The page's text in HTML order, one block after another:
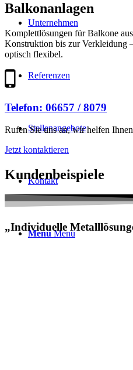
Unternehmen
Referenzen
Stellenangebote
Kontakt
Menü Menü
Balkonanlagen
Komplettlösungen für Balkone
Konstruktion bis zur Verkleidung
optisch flexibel.
Telefon: 06657 / 8079
Rufen Sie uns an, wir helfen
Jetzt kontaktieren
Kundenbeispiele
„Individuelle